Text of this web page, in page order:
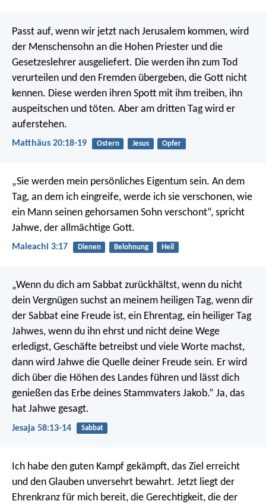
Passt auf, wenn wir jetzt nach Jerusalem kommen, wird
der Menschensohn an die Hohen Priester und die
Gesetzeslehrer ausgeliefert. Die werden ihn zum Tod
verurteilen und den Fremden übergeben, die Gott nicht
kennen. Diese werden ihren Spott mit ihm treiben, ihn
auspeitschen und töten. Aber am dritten Tag wird er
auferstehen.
Matthäus 20:18-19 Ostern Jesus Opfer
„Sie werden mein persönliches Eigentum sein. An dem
Tag, an dem ich eingreife, werde ich sie verschonen, wie
ein Mann seinen gehorsamen Sohn verschont“, spricht
Jahwe, der allmächtige Gott.
Maleachi 3:17 Dienen Belohnung Heil
„Wenn du dich am Sabbat zurückhältst, wenn du nicht
dein Vergnügen suchst an meinem heiligen Tag, wenn dir
der Sabbat eine Freude ist, ein Ehrentag, ein heiliger Tag
Jahwes, wenn du ihn ehrst und nicht deine Wege
erledigst, Geschäfte betreibst und viele Worte machst,
dann wird Jahwe die Quelle deiner Freude sein. Er wird
dich über die Höhen des Landes führen und lässt dich
genießen das Erbe deines Stammvaters Jakob.“ Ja, das
hat Jahwe gesagt.
Jesaja 58:13-14 Sabbat
Ich habe den guten Kampf gekämpft, das Ziel erreicht
und den Glauben unversehrt bewahrt. Jetzt liegt der
Ehrenkranz für mich bereit, die Gerechtigkeit, die der